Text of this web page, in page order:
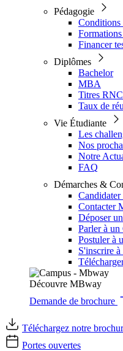
Pédagogie
Conditions
Financer
Diplômes
Bachelor
MBA
Titres
Taux de
Vie Étudiante
Les
Nos
Notre
FAQ
Démarches &
Contacter
Déposer
Parler à
Postuler à
S'inscrire
Découvre MBway
Demande de brochure
Téléchargez notre
Portes ouvertes